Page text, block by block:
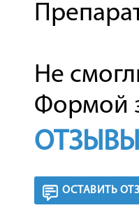
Не
Формой
ОСТАВИТЬ